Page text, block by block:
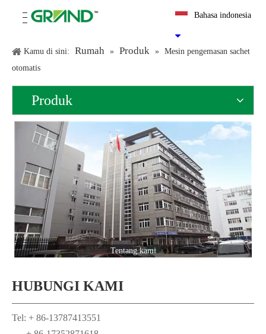
Bahasa indonesia
Kamu di sini: Rumah » Produk » Mesin pengemasan sachet
otomatis
Produk
Tentang kami
HUBUNGI KAMI
Tel: + 86-13787413551